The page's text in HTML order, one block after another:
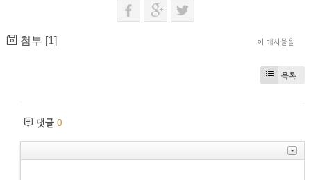
첨부 [1] 이 게시물을
목록
댓글 0